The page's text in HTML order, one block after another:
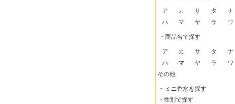
ア カ サ タ
ナ
ハ
マ ヤ ラ ワ
・商品名で探す
ア カ サ タ
ナ
ハ
マ ヤ ラ
ワ
その他
・
ミニ香水を探す
・性別で探す